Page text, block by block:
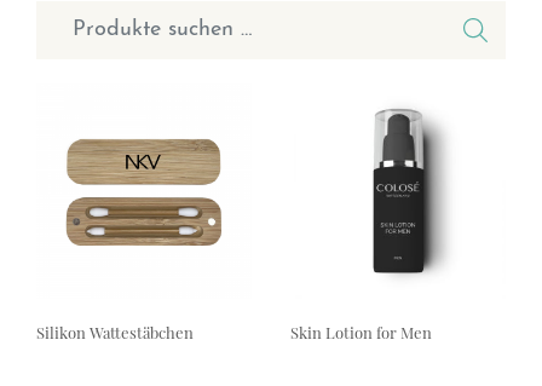
Suchen nach:
Silikon Wattestäbchen Skin Lotion for Men